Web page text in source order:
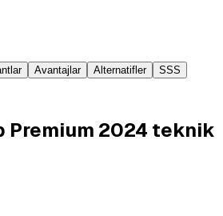
Avantajlar Alternatifler SSS
Premium 2024 teknik